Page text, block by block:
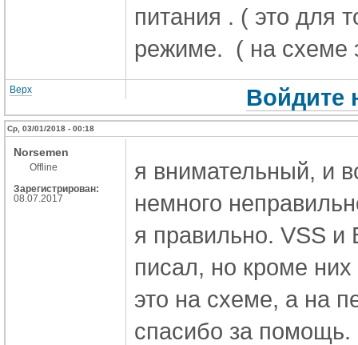
питания . ( это для
режиме. ( на схеме
Верх Войдите
Ср, 03/01/2018 - 00:18
Norsemen
Offline
Зарегистрирован:
08.07.2017
я внимательный, и
немного
я правильно. VSS и
писал, но кроме
это на схеме, а на
спасибо за помощь.